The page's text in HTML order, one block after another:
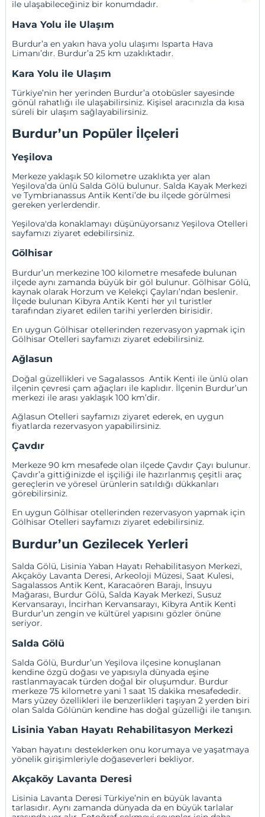
ile ulaşabileceğiniz bir konumdadır.
Hava Yolu ile Ulaşım
Burdur’a en yakın hava yolu ulaşımı Isparta Hava
Limanı’dır. Burdur’a 25 km uzaklıktadır.
Kara Yolu ile Ulaşım
Türkiye’nin her yerinden Burdur’a otobüsler sayesinde
gönül rahatlığı ile ulaşabilirsiniz. Kişisel aracınızla da kısa
süreli bir ulaşım sağlayabilirsiniz.
Burdur’un Popüler İlçeleri
Yeşilova
Merkeze yaklaşık 50 kilometre uzaklıkta yer alan
Yeşilova’da ünlü Salda Gölü bulunur.Salda Kayak Merkezi
ve Tymbrianassus Antik Kenti’de bu ilçede görülmesi
gereken yerlerdendir.
Yeşilova'da konaklamayı düşünüyorsanızYeşilova Otelleri
sayfamızı ziyaret edebilirsiniz.
Gölhisar
Burdur’un merkezine 100 kilometre mesafede bulunan
ilçede aynı zamanda büyük bir göl bulunur. Gölhisar Gölü,
kaynak olarak Horzum ve Kelekçi Çayları’ndan beslenir.
İlçede bulunan Kibyra Antik Kenti her yıl turistler
tarafından ziyaret edilen tarihi yerlerden birisidir.
En uygun Gölhisar otellerinden rezervasyon yapmak için
Gölhisar Otelleri sayfamızı ziyaret edebilirsiniz.
Ağlasun
Doğal güzellikleri ve Sagalassos Antik Kenti ile ünlü olan
ilçenin çevresi çam ağaçları ile kaplıdır. İlçenin Burdur’un
merkezi ile arası yaklaşık 100 km’dir.
Ağlasun Otelleri sayfamızı ziyaret ederek, en uygun
fiyatlarda rezervasyon yapabilirsiniz.
Çavdır
Merkeze 90 km mesafede olan ilçede Çavdır Çayı bulunur.
Çavdır’a gittiğinizde el işçiliği ile hazırlanmış çeşitli araç
gereçlerin ve yöresel ürünlerin satıldığı dükkanları
görebilirsiniz.
En uygun Gölhisar otellerinden rezervasyon yapmak için
Gölhisar Otelleri sayfamızı ziyaret edebilirsiniz.
Burdur’un Gezilecek Yerleri
Salda Gölü, Lisinia Yaban Hayatı Rehabilitasyon Merkezi,
Akçaköy Lavanta Deresi, Arkeoloji Müzesi, Saat Kulesi,
Sagalassos Antik Kent, Karacaören Barajı, İnsuyu
Mağarası, Burdur Gölü, Salda Kayak Merkezi, Susuz
Kervansarayı, İncirhan Kervansarayı, Kibyra Antik Kenti
Burdur’un zengin ve kültürel yapısını gözler önüne
seriyor.
Salda Gölü
Salda Gölü, Burdur’un Yeşilova ilçesine konuşlanan
kendine özgü doğası ve yapısıyla dünyada eşine
rastlanmayacak türden doğal bir oluşumdur. Burdur
merkeze 75 kilometre yani 1 saat 15 dakika mesafededir.
Mars yüzey özellikleri ile benzerlikleri taşıyan 2 yerden biri
olan Salda Gölünün kendine has doğal güzelliği ile tanışın.
Lisinia Yaban Hayatı Rehabilitasyon Merkezi
Yaban hayatını desteklerken onu korumaya ve yaşatmaya
yönelik girişimleriyle doğaseverleri bekliyor.
Akçaköy Lavanta Deresi
Lisinia Lavanta Deresi Türkiye’nin en büyük lavanta
tarlasıdır. Aynı zamanda dünyada da en büyük tarlalar